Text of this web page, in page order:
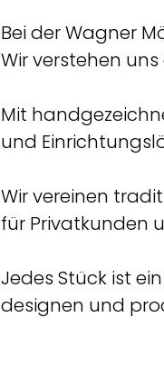
Bei der Wagner
Wir verstehen
Mit
und
Wir vereinen
für Privatkunden
Jedes Stück ist
designen und